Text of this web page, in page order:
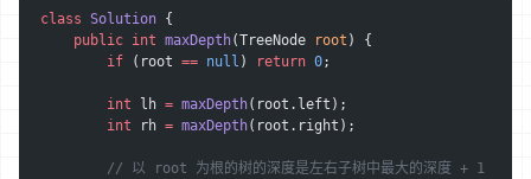
class Solution {
    public
int maxDepth(TreeNode root ) {
        if
(root == null ) return 0;
        int
lh = maxDepth(root.left);
        int
rh = maxDepth(root.right);
        // 以 root 为根的树的深度是左右子树中最大的深度 + 1